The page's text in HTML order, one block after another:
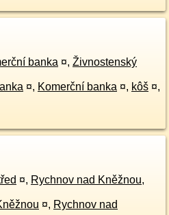
banka ¤, Živnostenský
¤, Komerční banka ¤, kôš ¤,
¤, Rychnov nad Kněžnou,
¤, Rychnov nad